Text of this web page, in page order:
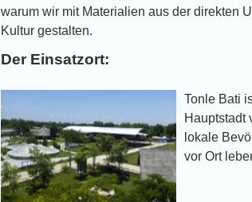
warum wir mit Materialien aus der direkten
Kultur gestalten.
Der Einsatzort:
Tonle Bati
Hauptstadt
lokale
vor Ort